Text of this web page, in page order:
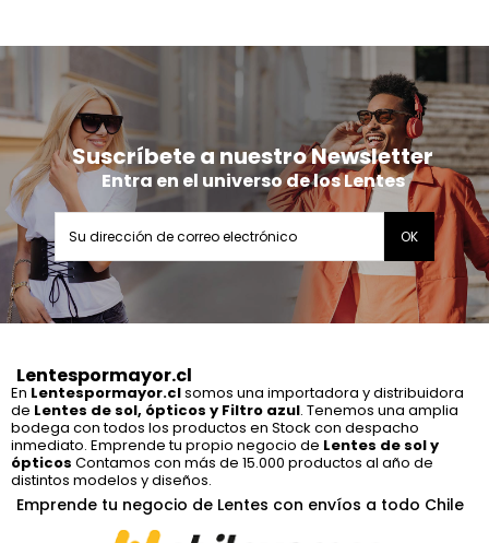
Suscríbete a nuestro Newsletter
Entra en el universo de los Lentes
Lentespormayor.cl
En Lentespormayor.clsomos una importadora y distribuidora
de Lentes de sol, ópticos y Filtro azul. Tenemos una amplia
bodega con todos los productos en Stock con despacho
inmediato. Emprende tu propio negocio de Lentes de sol y
ópticos Contamos con más de 15.000 productos al año de
distintos modelos y diseños.
Emprende tu negocio de Lentes con envíos a todo Chile